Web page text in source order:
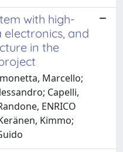
with high-
electronics, and
in the
Marcello;
Capelli,
ENRICO
Kimmo;